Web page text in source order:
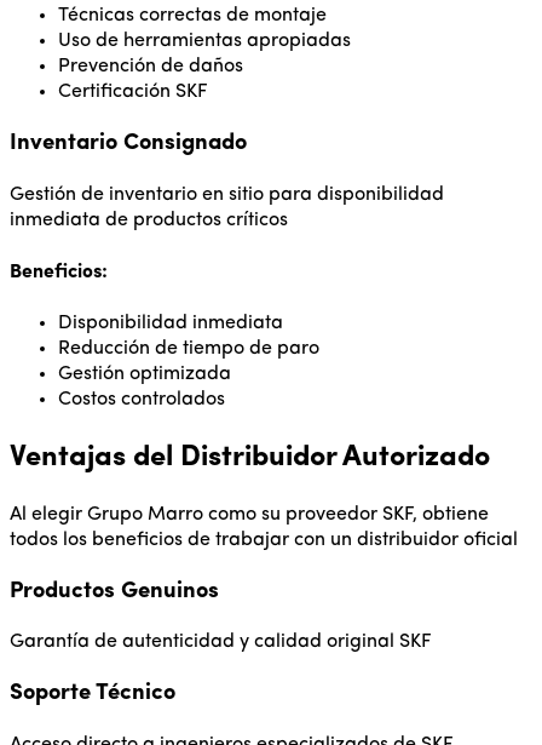
Técnicas correctas de montaje
Uso de herramientas apropiadas
Prevención de daños
Certificación SKF
Inventario Consignado
Gestión de inventario en sitio para disponibilidad
inmediata de productos críticos
Beneficios:
Disponibilidad inmediata
Reducción de tiempo de paro
Gestión optimizada
Costos controlados
Ventajas del Distribuidor Autorizado
Al elegir Grupo Marro como su proveedor SKF, obtiene
todos los beneficios de trabajar con un distribuidor oficial
Productos Genuinos
Garantía de autenticidad y calidad original SKF
Soporte Técnico